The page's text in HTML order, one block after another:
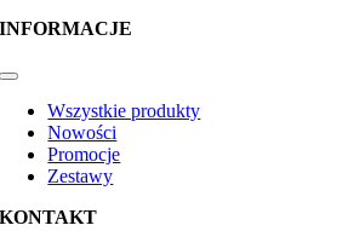
INFORMACJE
Toggle
NavigationWszystkie produkty
Nowości
Promocje
Zestawy
KONTAKT